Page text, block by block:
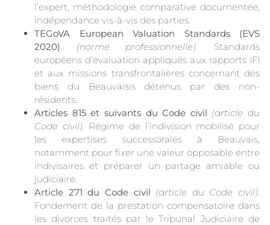
l’expert, méthodologie comparative documentée,
indépendance vis-à-vis des parties.
TEGoVA European Valuation Standards (EVS
2020)
(norme professionnelle). Standards
européens d’évaluation appliqués aux rapports IFI
et aux missions transfrontalières concernant des
biens du Beauvaisis détenus par des non-
résidents.
Articles 815 et suivants du Code civil (article du
Code civil). Régime de l’indivision mobilisé pour
les expertises successorales à Beauvais,
notamment pour fixer une valeur opposable entre
indivisaires et préparer un partage amiable ou
judiciaire.
Article 271 du Code civil (article du Code civil).
Fondement de la prestation compensatoire dans
les divorces traités par le Tribunal Judiciaire de